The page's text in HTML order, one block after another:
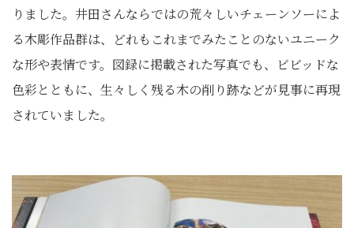
りました。井田さんならではの荒々しいチェーンソーによ
る木彫作品群は、どれもこれまでみたことのないユニーク
な形や表情です。図録に掲載された写真でも、ビビッドな
色彩とともに、生々しく残る木の削り跡などが見事に再現
されていました。